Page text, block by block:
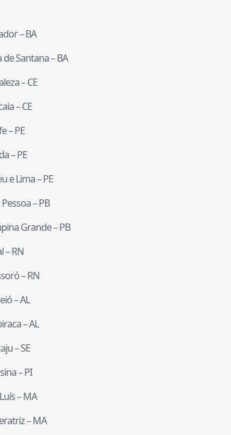
–BA
de Santana–BA
–CE
–CE
–PE
–PE
e Lima–PE
Pessoa–PB
Grande–PB
–RN
–RN
–AL
–AL
–SE
–PI
–MA
–MA